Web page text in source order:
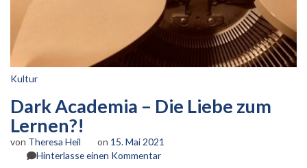
Kultur
Dark Academia – Die Liebe zum
Lernen?!
von Theresa Heil on 15. Mai 2021
Hinterlasse einen Kommentarzu